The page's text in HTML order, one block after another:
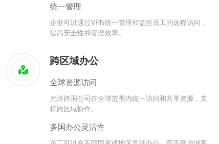
统一管理
企业可以通过VPN统一管理和监控员工的远程访问，
提高安全性和管理效率。
跨区域办公
全球资源访问
允许跨国公司在全球范围内统一访问和共享资源，支
持跨区域协作。
多国办公灵活性